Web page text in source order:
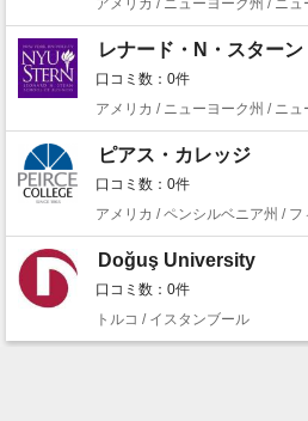
レナード・N・スター
口コミ数：0件
ピアス・カレッジ
口コミ数：0件
Doğuş University
口コミ数：0件
トルコ / イスタンブール